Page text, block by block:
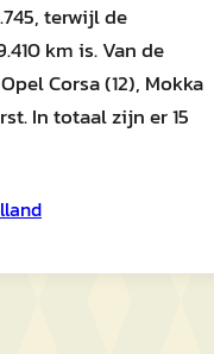
terwijl de
km is. Van de
Corsa (12), Mokka
In totaal zijn er 15